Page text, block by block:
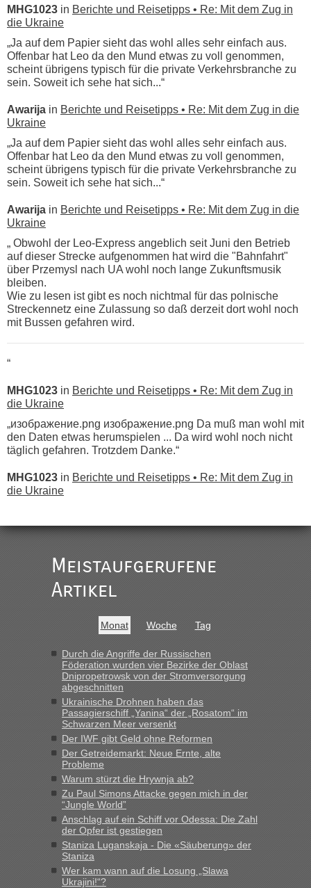
MHG1023 in Berichte und Reisetipps • Re: Mit dem Zug in
die Ukraine
„Ja auf dem Papier sieht das wohl alles sehr einfach aus.
Offenbar hat Leo da den Mund etwas zu voll genommen,
scheint übrigens typisch für die private Verkehrsbranche zu
sein. Soweit ich sehe hat sich...“
Awarija in Berichte und Reisetipps • Re: Mit dem Zug in die
Ukraine
„Ja auf dem Papier sieht das wohl alles sehr einfach aus.
Offenbar hat Leo da den Mund etwas zu voll genommen,
scheint übrigens typisch für die private Verkehrsbranche zu
sein. Soweit ich sehe hat sich...“
Awarija in Berichte und Reisetipps • Re: Mit dem Zug in die
Ukraine
„ Obwohl der Leo-Express angeblich seit Juni den Betrieb
auf dieser Strecke aufgenommen hat wird die "Bahnfahrt"
über Przemysl nach UA wohl noch lange Zukunftsmusik
bleiben.
Wie zu lesen ist gibt es noch nichtmal für das polnische
Streckennetz eine Zulassung so daß derzeit dort wohl noch
mit Bussen gefahren wird.
“
MHG1023 in Berichte und Reisetipps • Re: Mit dem Zug in
die Ukraine
„изображение.png изображение.png Da muß man wohl mit
den Daten etwas herumspielen ... Da wird wohl noch nicht
täglich gefahren. Trotzdem Danke.“
MHG1023 in Berichte und Reisetipps • Re: Mit dem Zug in
die Ukraine
Ist korrekt, aber ich finde man hätte trotzdem im Text gleich
darauf hinweisen können.
War aber nicht "böse" gemeint ...
buchbar - warum auch immer ...
Hab´s versucht - bekomme aber immer angezeigt "auf dieser
Strecke fahren wir nicht"
inBerichte und Reisetipps • Re: Mit dem Zug in
die Ukraine
„Man sollte aber explizit dazu schreiben, daß es ein Zug von
LeoExpress ist - und nur auf deren Webseite kann man die
Fahrkarten kaufen. Zumindest ist es die erste Umsteigefreie
Verbindung von Deutschland...“
Recht, Visa und Dokumente • Re: Deklaration
gebrauchter Kleidung beim Zoll
„Vielen Dank, mit einem Briefchen meiner Frau im Gepäck
gab es keine Probleme“
Meistaufgerufene
Artikel
Monat Woche Tag
Durch die Angriffe der Russischen
Föderation wurden vier Bezirke der Oblast
Dnipropetrowsk von der Stromversorgung
abgeschnitten
Ukrainische Drohnen haben das
Passagierschiff „Yanina“ der „Rosatom“ im
Schwarzen Meer versenkt
Der IWF gibt Geld ohne Reformen
Der Getreidemarkt: Neue Ernte, alte
Probleme
Warum stürzt die Hrywnja ab?
Zu Paul Simons Attacke gegen mich in der
“Jungle World”
Anschlag auf ein Schiff vor Odessa: Die Zahl
der Opfer ist gestiegen
Staniza Luganskaja - Die «Säuberung» der
Staniza
Wer kam wann auf die Losung „Slawa
Ukrajini!“?